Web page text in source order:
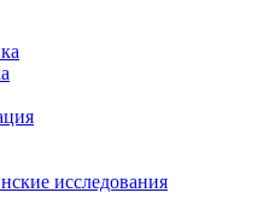
исследования